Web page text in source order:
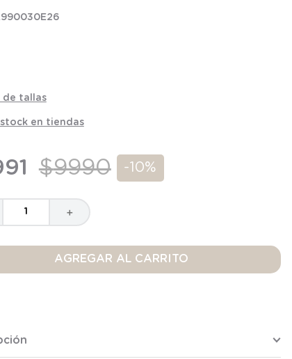
de tallas
en tiendas
$9990 -10%
＋
AGREGAR AL CARRITO